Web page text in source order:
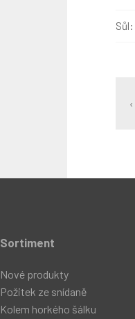
Sůl:
Sortiment
Nové produkty
Požitek ze snídaně
Kolem horkého šálku